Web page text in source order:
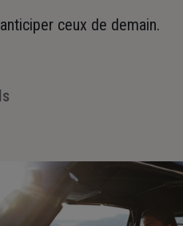
ceux de demain.